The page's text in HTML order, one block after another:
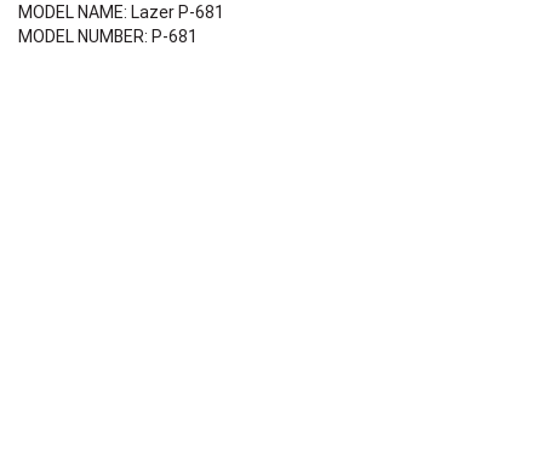
MODEL NAME: Lazer P-681
MODEL NUMBER: P-681